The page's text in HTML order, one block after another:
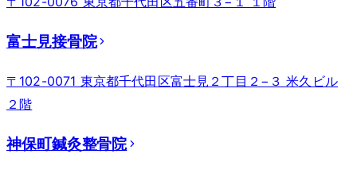
富士見接骨院
〒102-0071 東京都千代田区富士見２丁目２−３ 米久ビル
２階
神保町鍼灸整骨院